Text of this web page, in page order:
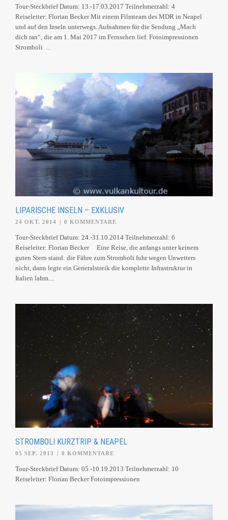
Tour-Steckbrief Datum: 13.-17.03.2017 Teilnehmerzahl: 4
Reiseleiter: Florian Becker Mit einem Filmteam des MDR in Neapel
und auf den Inseln unterwegs. Aufnahmen für die Sendung „Mach
dich ran“, die am 1. Mai 2017 im Fernsehen lief. Fotoimpressionen
Stromboli ...
LIPARISCHE INSELN – EXKLUSIV
24 OKT. 2014 0 KOMMENTARE
Tour-Steckbrief Datum: 24.-31.10.2014 Teilnehmerzahl: 6
Reiseleiter: Florian Becker Eine Reise, die anfangs unter keinem
guten Stern stand: die Fähre zum Stromboli fuhr wegen Unwetters
nicht, dann legte ein Generalstreik die komplette Infrastruktur in
Italien lahm....
STROMBOLI KURZTRIP & NEAPEL
05 SEP. 2013 | 0 KOMMENTARE
Tour-Steckbrief Datum: 05.-10.19.2013 Teilnehmerzahl: 10
Reiseleiter: Florian Becker Fotoimpressionen